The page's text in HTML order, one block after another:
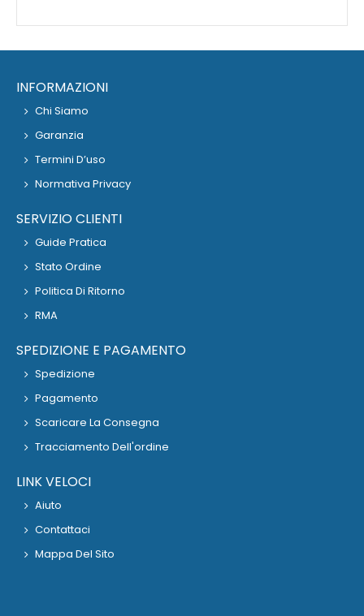
INFORMAZIONI
Chi Siamo
Garanzia
Termini D’uso
Normativa Privacy
SERVIZIO CLIENTI
Guide Pratica
Stato Ordine
Politica Di Ritorno
RMA
SPEDIZIONE E PAGAMENTO
Spedizione
Pagamento
Scaricare La Consegna
Tracciamento Dell'ordine
LINK VELOCI
Aiuto
Contattaci
Mappa Del Sito